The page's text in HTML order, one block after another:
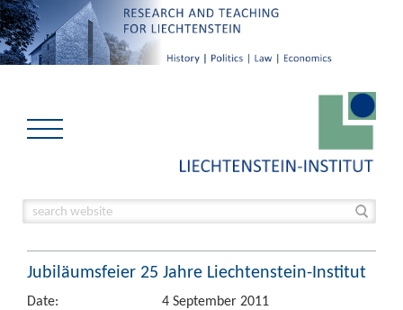
Jubiläumsfeier 25 Jahre Liechtenstein-Institut
Date:
4 September 2011